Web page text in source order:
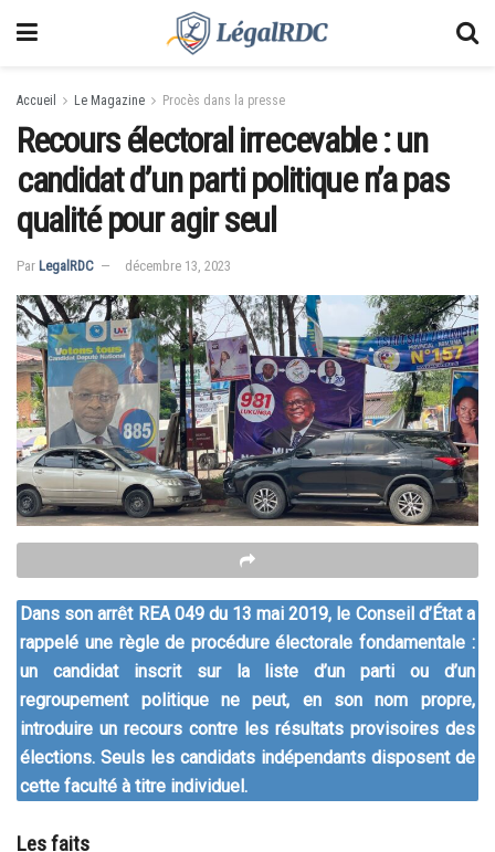
Accueil Le Magazine Procès dans la presse
Recours électoral irrecevable : un
candidat d’un parti politique n’a pas
qualité pour agir seul
Par LegalRDC décembre 13, 2023
Dans son arrêt REA 049 du 13 mai 2019, le Conseil d’État a
rappelé une règle de procédure électorale fondamentale :
un candidat inscrit sur la liste d’un parti ou d’un
regroupement politique ne peut, en son nom propre,
introduire un recours contre les résultats provisoires des
élections. Seuls les candidats indépendants disposent de
cette faculté à titre individuel.
Les faits